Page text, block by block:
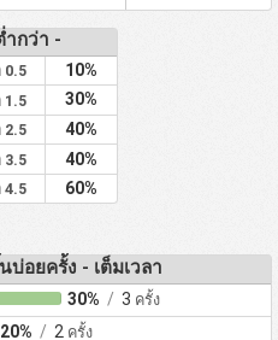
ำกว่า -
0.5 10%
1.5 30%
2.5 40%
3.5 40%
4.5 60%
อยครั้ง - เต็มเวลา
30% / 3 ครั้ง
20% / 2 ครั้ง